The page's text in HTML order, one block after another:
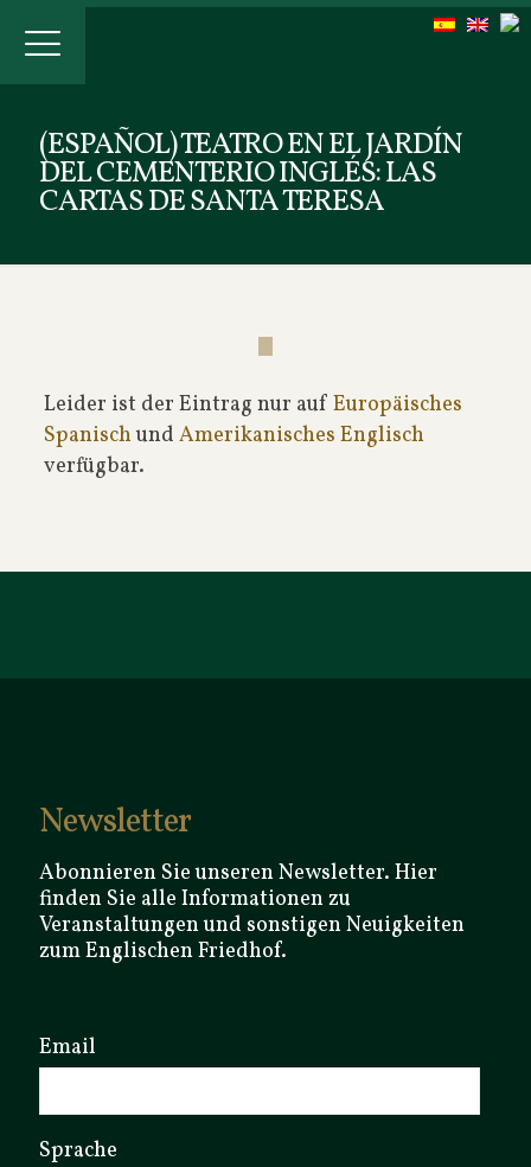
(ESPAÑOL) TEATRO EN EL JARDÍN
DEL CEMENTERIO INGLÉS: LAS
CARTAS DE SANTA TERESA
Leider ist der Eintrag nur auf Europäisches
Spanischund Amerikanisches Englisch
verfügbar.
Newsletter
Abonnieren Sie unseren Newsletter. Hier
finden Sie alle Informationen zu
Veranstaltungen und sonstigen Neuigkeiten
zum Englischen Friedhof.
Email
Sprache